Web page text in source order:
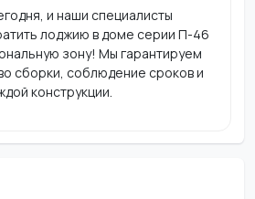
и наши специалисты
лоджию в доме серии П-46
зону! Мы гарантируем
сборки, соблюдение сроков и
конструкции.